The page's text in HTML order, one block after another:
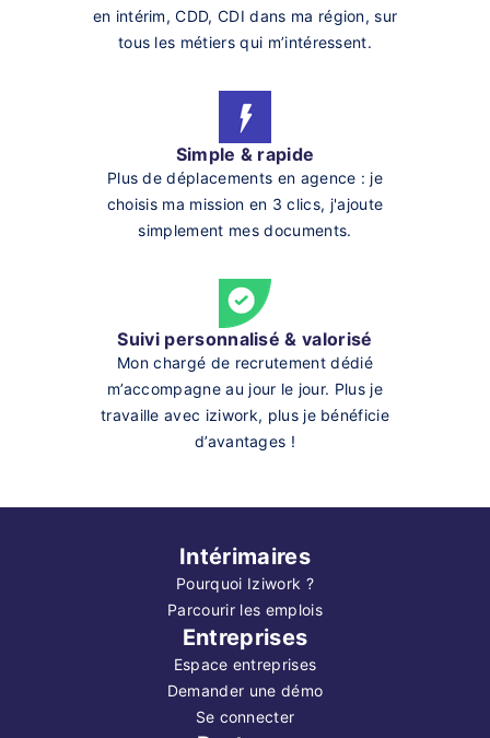
en intérim, CDD, CDI dans ma région, sur
tous les métiers qui m’intéressent.
Simple & rapide
Plus de déplacements en agence : je
choisis ma mission en 3 clics, j'ajoute
simplement mes documents.
Suivi personnalisé & valorisé
Mon chargé de recrutement dédié
m’accompagne au jour le jour. Plus je
travaille avec iziwork, plus je bénéficie
d’avantages !
Intérimaires
Pourquoi Iziwork ?
Parcourir les emplois
Entreprises
Espace entreprises
Demander une démo
Se connecter